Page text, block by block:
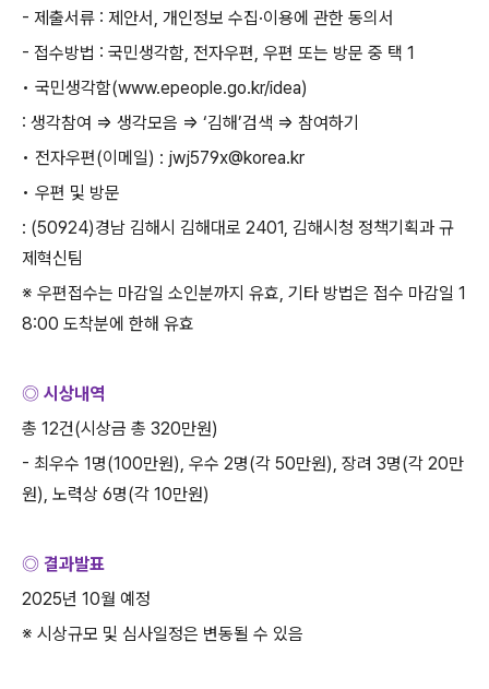
- 제출서류 : 제안서, 개인정보 수집·이용에 관한 동의서
- 접수방법 : 국민생각함, 전자우편, 우편 또는 방문 중 택 1
• 국민생각함(www.epeople.go.kr/idea)
: 생각참여 ⇒ 생각모음 ⇒ ‘김해’검색 ⇒ 참여하기
• 전자우편(이메일) : jwj579x@korea.kr
• 우편 및 방문
: (50924)경남 김해시 김해대로 2401, 김해시청 정책기획과 규
제혁신팀
※ 우편접수는 마감일 소인분까지 유효, 기타 방법은 접수 마감일 1
8:00 도착분에 한해 유효
◎ 시상내역
총 12건(시상금 총 320만원)
- 최우수 1명(100만원), 우수 2명(각 50만원), 장려 3명(각 20만
원), 노력상 6명(각 10만원)
◎ 결과발표
2025년 10월 예정
※ 시상규모 및 심사일정은 변동될 수 있음